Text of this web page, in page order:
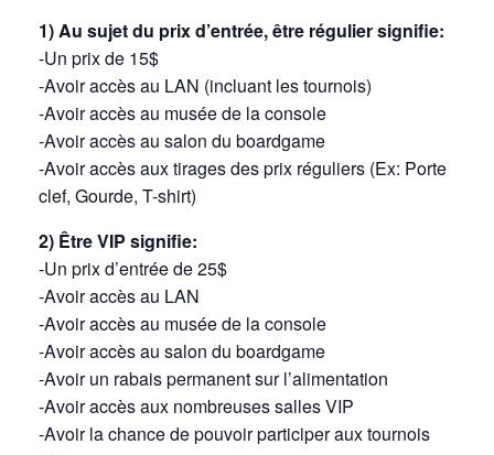
1) Au sujet du prix d’entrée, être régulier signifie:
-Un prix de 15$
-Avoir accès au LAN (incluant les tournois)
-Avoir accès au musée de la console
-Avoir accès au salon du boardgame
-Avoir accès aux tirages des prix réguliers (Ex: Porte
clef, Gourde, T-shirt)
2) Être VIP signifie:
-Un prix d’entrée de 25$
-Avoir accès au LAN
-Avoir accès au musée de la console
-Avoir accès au salon du boardgame
-Avoir un rabais permanent sur l’alimentation
-Avoir accès aux nombreuses salles VIP
-Avoir la chance de pouvoir participer aux tournois